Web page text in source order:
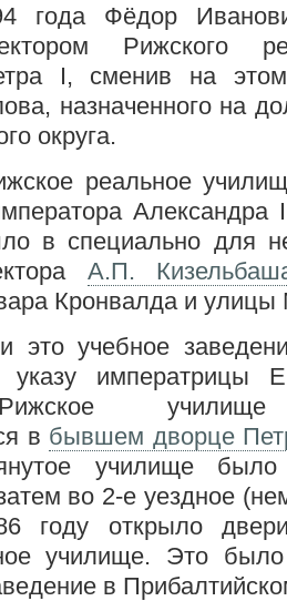
года Фёдор
Рижского
I, сменив на
назначенного на
округа.
реальное
в специально для
А.П.
Кронвалда и улицы
это учебное
указу императрицы
училище
в бывшем дворце
училище
во 2-е уездное
году открыло
училище. Это
в